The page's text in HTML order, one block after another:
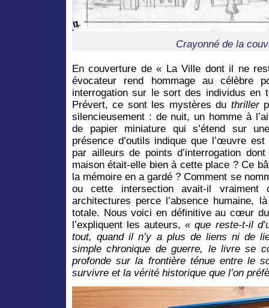
Crayonné de la
En couverture de « La Ville dont il ne
évocateur rend hommage au célèbre
interrogation sur le sort des individus en
Prévert, ce sont les mystères du thriller
silencieusement : de nuit, un homme à
de papier miniature qui s’étend sur
présence d’outils indique que l’œuvre
par ailleurs de points d’interrogation
maison était-elle bien à cette place ? Ce
la mémoire en a gardé ? Comment se
ou cette intersection avait-il vraiment
architectures perce l’absence humaine,
totale. Nous voici en définitive au cœur
l’expliquent les auteurs,« que reste-t-il
tout, quand il n’y a plus de liens ni de
simple chronique de guerre, le livre se
profonde sur la frontière ténue entre le
survivre et la vérité historique que l’on